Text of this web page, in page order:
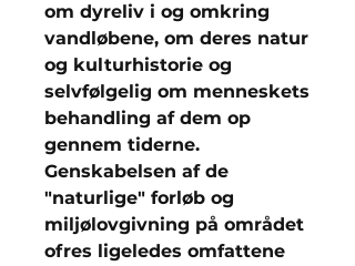
om dyreliv i og omkring
vandløbene, om deres natur
og kulturhistorie og
selvfølgelig om menneskets
behandling af dem op
gennem tiderne.
Genskabelsen af de
"naturlige" forløb og
miljølovgivning på området
ofres ligeledes omfattene